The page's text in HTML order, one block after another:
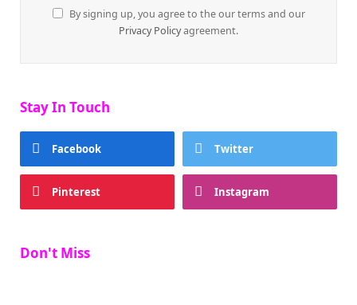
By signing up, you agree to the our terms and our
Privacy Policyagreement.
Stay In Touch
Facebook Twitter
Pinterest Instagram
Don't Miss